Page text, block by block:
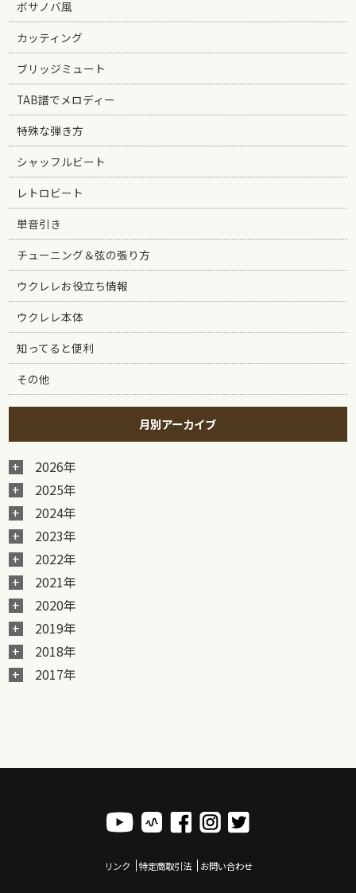
ボサノバ風
カッティング
ブリッジミュート
TAB譜でメロディー
特殊な弾き方
シャッフルビート
レトロビート
単音引き
チューニング＆弦の張り方
ウクレレお役立ち情報
ウクレレ本体
知ってると便利
その他
月別アーカイブ
2026年
2025年
2024年
2023年
2022年
2021年
2020年
2019年
2018年
2017年
リンク 特定商取引法 お問い合わせ